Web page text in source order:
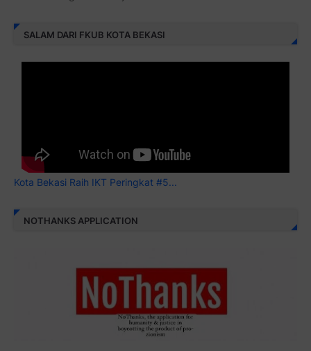
SALAM DARI FKUB KOTA BEKASI
Kota Bekasi Raih IKT Peringkat #5...
NOTHANKS APPLICATION